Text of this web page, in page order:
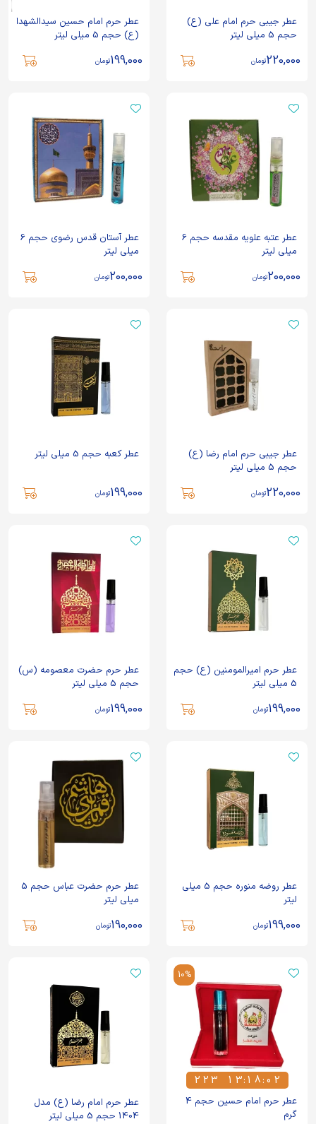
عطر جیبی حرم امام علی (ع)
حجم 5 میلی لیتر
220,000تومان
عطر حرم امام حسین سیدالشهدا
(ع) حجم 5 میلی لیتر
199,000تومان
عطر عتبه علویه مقدسه حجم 6
میلی لیتر
200,000تومان
عطر آستان قدس رضوی حجم 6
میلی لیتر
200,000تومان
عطر جیبی حرم امام رضا (ع)
حجم 5 میلی لیتر
220,000تومان
عطر کعبه حجم 5 میلی لیتر
199,000تومان
عطر حرم امیرالمومنین (ع) حجم
5 میلی لیتر
199,000تومان
عطر حرم حضرت معصومه (س)
حجم 5 میلی لیتر
199,000تومان
عطر روضه منوره حجم 5 میلی
لیتر
199,000تومان
عطر حرم حضرت عباس حجم 5
میلی لیتر
190,000تومان
10%
2
2
2
2
3
3
1
1
3
3
:1
1
8
8
:0
0
1
2
عطر حرم امام حسین حجم 4
گرم
عطر حرم امام رضا (ع) مدل
1404 حجم 5 میلی لیتر